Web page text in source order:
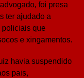
foi presa
ter ajudado a
policiais que
e xingamentos.
havia suspendido
pais,